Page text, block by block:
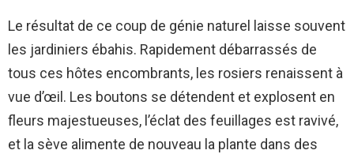
Le résultat de ce coup de génie naturel laisse souvent
les jardiniers ébahis. Rapidement débarrassés de
tous ces hôtes encombrants, les rosiers renaissent à
vue d’œil. Les boutons se détendent et explosent en
fleurs majestueuses, l’éclat des feuillages est ravivé,
et la sève alimente de nouveau la plante dans des